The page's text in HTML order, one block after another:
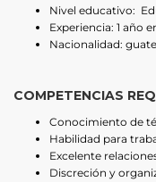
Nivel educativo:
Experiencia: 1 año
Nacionalidad:
COMPETENCIAS
Conocimiento de
Habilidad para
Excelente
Discreción y